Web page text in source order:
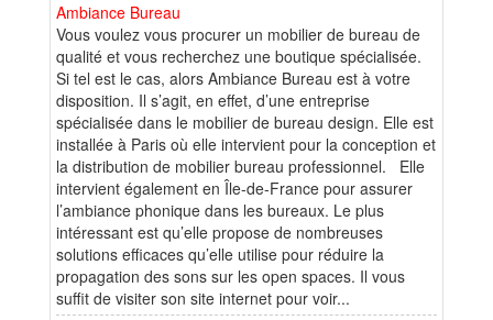
Ambiance Bureau
Vous voulez vous procurer un mobilier de bureau de
qualité et vous recherchez une boutique spécialisée.
Si tel est le cas, alors Ambiance Bureau est à votre
disposition. Il s’agit, en effet, d’une entreprise
spécialisée dans le mobilier de bureau design. Elle est
installée à Paris où elle intervient pour la conception et
la distribution de mobilier bureau professionnel. Elle
intervient également en Île-de-France pour assurer
l’ambiance phonique dans les bureaux. Le plus
intéressant est qu’elle propose de nombreuses
solutions efficaces qu’elle utilise pour réduire la
propagation des sons sur les open spaces. Il vous
suffit de visiter son site internet pour voir...